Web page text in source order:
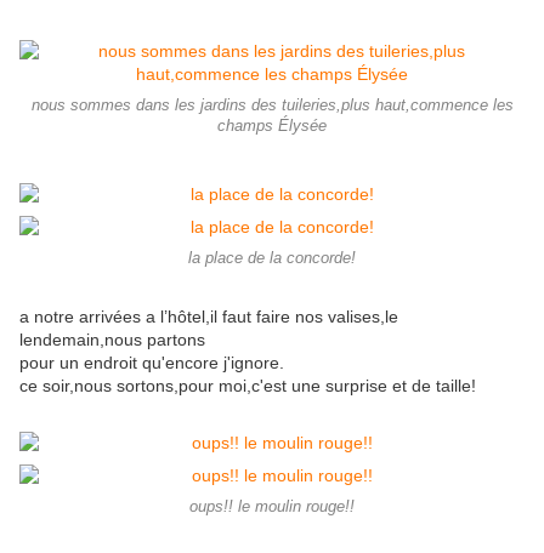
nous sommes dans les jardins des tuileries,plus haut,commence les
champs Élysée
la place de la concorde!
a notre arrivées a l’hôtel,il faut faire nos valises,le
lendemain,nous partons
pour un endroit qu'encore j'ignore.
ce soir,nous sortons,pour moi,c'est une surprise et de taille!
oups!! le moulin rouge!!